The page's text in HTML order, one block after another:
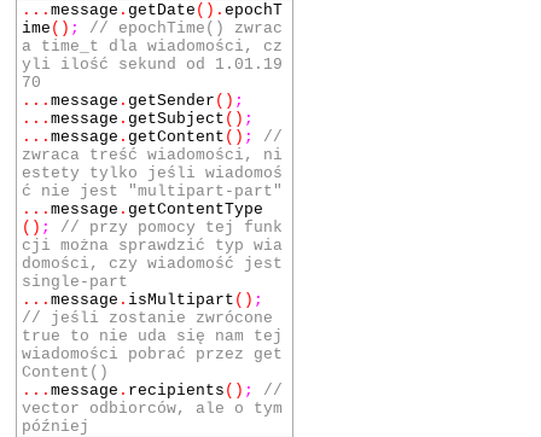
... message . getDate () . epochT
ime () ;
// epochTime() zwrac
a time_t dla wiadomości, cz
yli ilość sekund od 1.01.19
70
... message . getSender () ;
... message . getSubject () ;
... message . getContent () ;
//
zwraca treść wiadomości, ni
estety tylko jeśli wiadomoś
ć nie jest "multipart-part"
... message . getContentType
() ;
// przy pomocy tej funk
cji można sprawdzić typ wia
domości, czy wiadomość jest
single-part
... message . isMultipart () ;
// jeśli zostanie zwrócone
true to nie uda się nam tej
wiadomości pobrać przez get
Content()
... message . recipients () ;
//
vector odbiorców, ale o tym
później